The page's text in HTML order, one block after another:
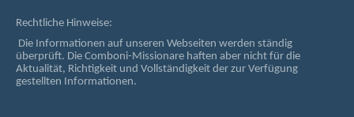
Rechtliche Hinweise:
Die Informationen auf unseren Webseiten werden ständig
überprüft. Die Comboni-Missionare haften aber nicht für die
Aktualität, Richtigkeit und Vollständigkeit der zur Verfügung
gestellten Informationen.